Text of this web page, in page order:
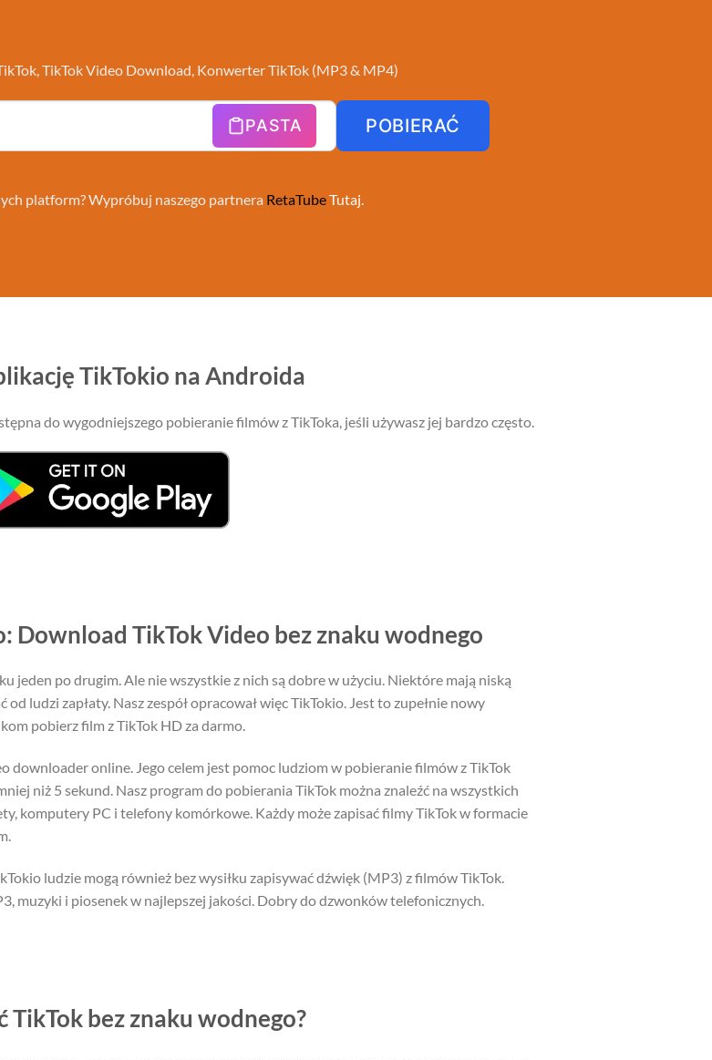
TikTok Video Download, Konwerter TikTok (MP3 & MP4)
PASTA POBIERAĆ
platform? Wypróbuj naszego partnera RetaTubeTutaj.
TikTokio na Androida
do wygodniejszego pobieranie filmów z TikToka, jeśli używasz jej bardzo często.
Download TikTok Video bez znaku wodnego
jeden po drugim. Ale nie wszystkie z nich są dobre w użyciu. Niektóre mają niską
ludzi zapłaty. Nasz zespół opracował więc TikTokio. Jest to zupełnie nowy
pobierz film z TikTok HD za darmo.
downloader online. Jego celem jest pomoc ludziom w pobieranie filmów z TikTok
niż 5 sekund. Nasz program do pobierania TikTok można znaleźć na wszystkich
komputery PC i telefony komórkowe. Każdy może zapisać filmy TikTok w formacie
ludzie mogą również bez wysiłku zapisywać dźwięk (MP3) z filmów TikTok.
muzyki i piosenek w najlepszej jakości. Dobry do dzwonków telefonicznych.
TikTok bez znaku wodnego?